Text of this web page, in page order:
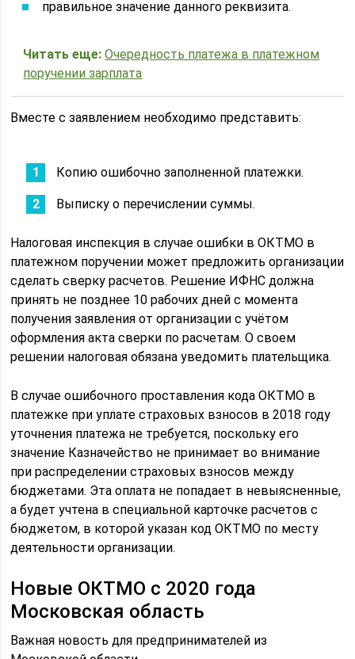
правильное значение данного реквизита.
Читать еще: Очередность платежа в платежном
поручении зарплата
Вместе с заявлением необходимо представить:
Копию ошибочно заполненной платежки.
Выписку о перечислении суммы.
Налоговая инспекция в случае ошибки в ОКТМО в
платежном поручении может предложить организации
сделать сверку расчетов. Решение ИФНС должна
принять не позднее 10 рабочих дней с момента
получения заявления от организации с учётом
оформления акта сверки по расчетам. О своем
решении налоговая обязана уведомить плательщика.
В случае ошибочного проставления кода ОКТМО в
платежке при уплате страховых взносов в 2018 году
уточнения платежа не требуется, поскольку его
значение Казначейство не принимает во внимание
при распределении страховых взносов между
бюджетами. Эта оплата не попадает в невыясненные,
а будет учтена в специальной карточке расчетов с
бюджетом, в которой указан код ОКТМО по месту
деятельности организации.
Новые ОКТМО с 2020 года
Московская область
Важная новость для предпринимателей из